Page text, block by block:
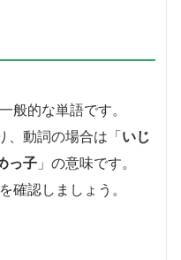
般的な単語です。
、動詞の場合は「いじ
っ子 」の意味です。
確認しましょう。